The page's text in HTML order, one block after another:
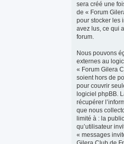
sera créé une
de « Forum
pour stocker les
avez lus, ce qui
forum.
Nous pouvons
externes au
« Forum Gilera
soient hors de
pour couvrir
logiciel phpBB.
récupérer
que nous
limité à : la
qu’utilisateur
« messages